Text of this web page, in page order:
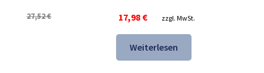
27,52€
Ursprünglicher
Preis
27,52 €
17,98 €
Aktueller
Preis
ist:
17,98 €.
zzgl. MwSt.
Weiterlesen